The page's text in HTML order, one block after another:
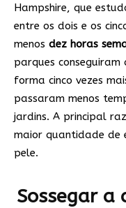
Hampshire, que
entre os dois e os
menos dez horas
parques
forma cinco vezes
passaram menos
jardins. A principal
maior quantidade de
pele.
Sossegar a